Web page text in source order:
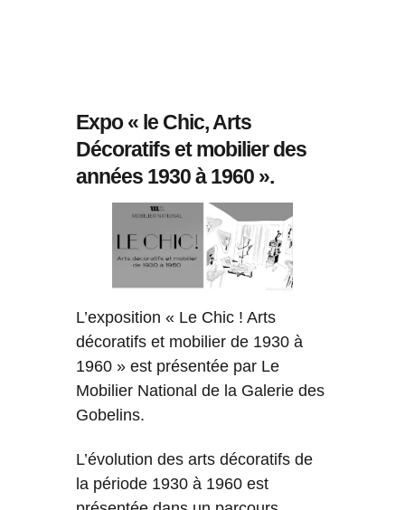
Expo « le Chic, Arts
Décoratifs et mobilier des
années 1930 à 1960 ».
L’exposition « Le Chic ! Arts
décoratifs et mobilier de 1930 à
1960 » est présentée par Le
Mobilier National de la Galerie des
Gobelins.
L’évolution des arts décoratifs de
la période 1930 à 1960 est